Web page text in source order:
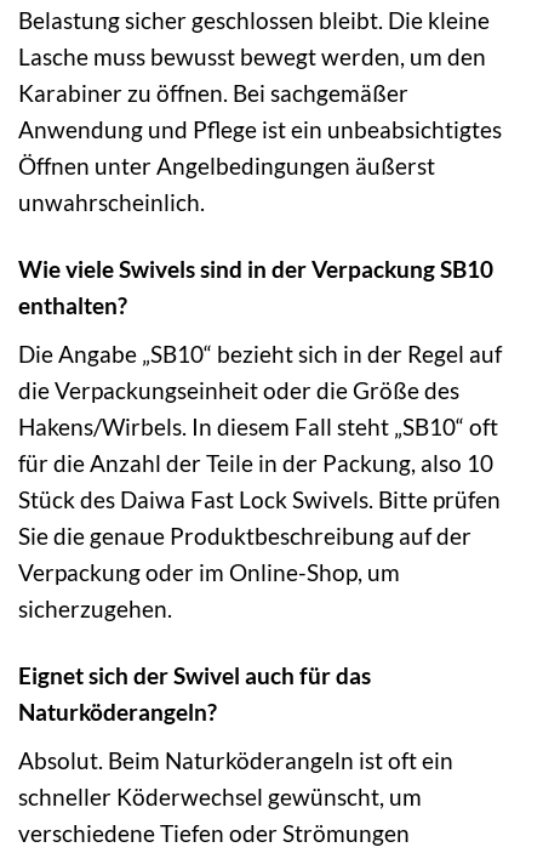
Belastung sicher geschlossen bleibt. Die kleine
Lasche muss bewusst bewegt werden, um den
Karabiner zu öffnen. Bei sachgemäßer
Anwendung und Pflege ist ein unbeabsichtigtes
Öffnen unter Angelbedingungen äußerst
unwahrscheinlich.
Wie viele Swivels sind in der Verpackung SB10
enthalten?
Die Angabe „SB10“ bezieht sich in der Regel auf
die Verpackungseinheit oder die Größe des
Hakens/Wirbels. In diesem Fall steht „SB10“ oft
für die Anzahl der Teile in der Packung, also 10
Stück des Daiwa Fast Lock Swivels. Bitte prüfen
Sie die genaue Produktbeschreibung auf der
Verpackung oder im Online-Shop, um
sicherzugehen.
Eignet sich der Swivel auch für das
Naturköderangeln?
Absolut. Beim Naturköderangeln ist oft ein
schneller Köderwechsel gewünscht, um
verschiedene Tiefen oder Strömungen